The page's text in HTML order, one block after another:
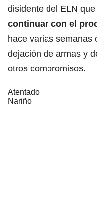
disidente del ELN
continuar con el
hace varias semanas
dejación de armas y
otros compromisos.
Atentado
Nariño